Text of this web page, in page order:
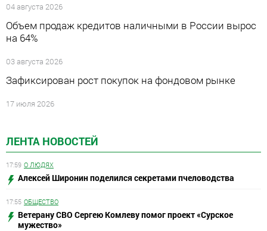
ЛЕНТА НОВОСТЕЙ
17:59 О ЛЮДЯХ
Алексей Широнин поделился секретами пчеловодства
17:55 ОБЩЕСТВО
Ветерану СВО Сергею Комлеву помог проект «Сурское
мужество»
04 августа 2026
Объем продаж кредитов наличными в России вырос
на 64%
03 августа 2026
Зафиксирован рост покупок на фондовом рынке
17 июля 2026